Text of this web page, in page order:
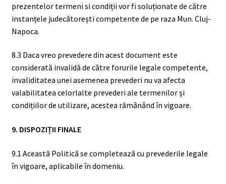
prezentelor termeni si condiții vor fi soluționate de către
instanțele judecătorești competente de pe raza Mun. Cluj-
Napoca.
8.3 Daca vreo prevedere din acest document este
considerată invalidă de către forurile legale competente,
invaliditatea unei asemenea prevederi nu va afecta
valabilitatea celorlalte prevederi ale termenilor și
condițiilor de utilizare, acestea rămânând în vigoare.
9. DISPOZIȚII FINALE
9.1 Această Politică se completează cu prevederile legale
în vigoare, aplicabile în domeniu.